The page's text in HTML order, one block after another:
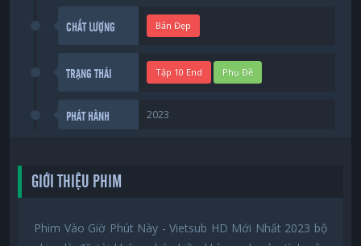
CHẤT LƯỢNG Bản Đẹp
TRẠNG THÁI Tập 10 End Phụ Đề
PHÁT HÀNH 2023
GIỚI THIỆU PHIM
Phim Vào Giờ Phút Này - Vietsub HD Mới Nhất 2023 bộ